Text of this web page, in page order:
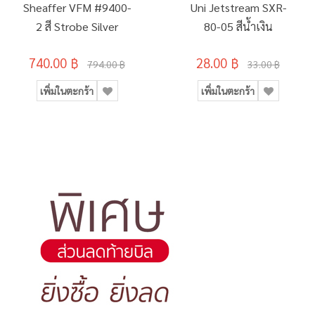
Sheaffer VFM #9400-
2 สี Strobe Silver
740.00 ฿ 794.00 ฿
เพิ่มในตะกร้า
Uni Jetstream SXR-
80-05 สีน้ำเงิน
28.00 ฿ 33.00 ฿
เพิ่มในตะกร้า